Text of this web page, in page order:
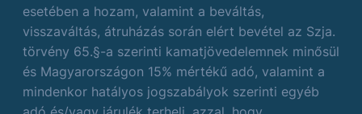
esetében a hozam, valamint a beváltás,
visszaváltás, átruházás során elért bevétel az Szja.
törvény 65.§-a szerinti kamatjövedelemnek minősül
és Magyarországon 15% mértékű adó, valamint a
mindenkor hatályos jogszabályok szerinti egyéb